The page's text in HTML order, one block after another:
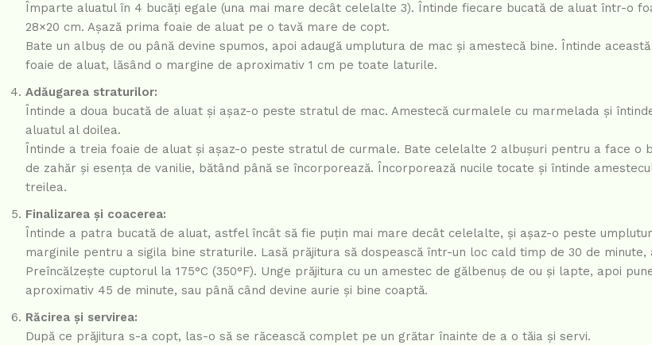
Împarte aluatul în 4 bucăți egale (una mai mare decât celelalte 3). Întinde fiecare bucată de aluat într-o
28×20 cm. Așază prima foaie de aluat pe o tavă mare de copt.
Bate un albuș de ou până devine spumos, apoi adaugă umplutura de mac și amestecă bine. Întinde
foaie de aluat, lăsând o margine de aproximativ 1 cm pe toate laturile.
Adăugarea straturilor:
Întinde a doua bucată de aluat și așaz-o peste stratul de mac. Amestecă curmalele cu marmelada și
aluatul al doilea.
Întinde a treia foaie de aluat și așaz-o peste stratul de curmale. Bate celelalte 2 albușuri pentru a face o
de zahăr și esența de vanilie, bătând până se încorporează. Încorporează nucile tocate și întinde
treilea.
Finalizarea și coacerea:
Întinde a patra bucată de aluat, astfel încât să fie puțin mai mare decât celelalte, și așaz-o peste
marginile pentru a sigila bine straturile. Lasă prăjitura să dospească într-un loc cald timp de 30 de minute,
Preîncălzește cuptorul la 175°C (350°F). Unge prăjitura cu un amestec de gălbenuș de ou și lapte, apoi
aproximativ 45 de minute, sau până când devine aurie și bine coaptă.
Răcirea și servirea:
După ce prăjitura s-a copt, las-o să se răcească complet pe un grătar înainte de a o tăia și servi.